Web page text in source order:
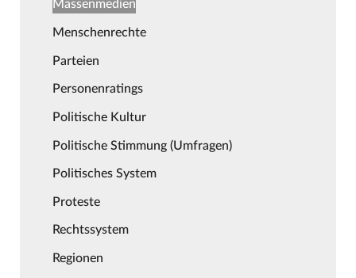
Massenmedien
Menschenrechte
Parteien
Personenratings
Politische Kultur
Politische Stimmung (Umfragen)
Politisches System
Proteste
Rechtssystem
Regionen